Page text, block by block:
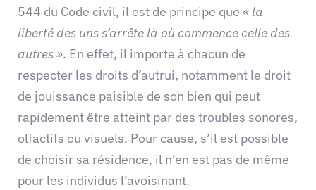
544 du Code civil, il est de principe que « la
liberté des uns s’arrête là où commence celle des
autres ». En effet, il importe à chacun de
respecter les droits d’autrui, notamment le droit
de jouissance paisible de son bien qui peut
rapidement être atteint par des troubles sonores,
olfactifs ou visuels. Pour cause, s’il est possible
de choisir sa résidence, il n’en est pas de même
pour les individus l’avoisinant.